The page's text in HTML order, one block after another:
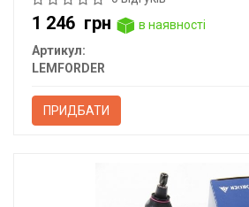
1 246 грн
в наявності
Артикул:
LEMFORDER
ПРИДБАТИ